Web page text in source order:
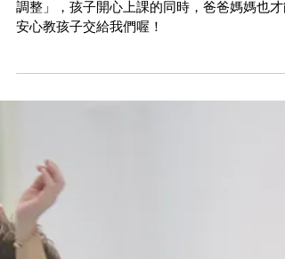
【家長必看】孩子後滾翻安全嗎？幼兒
體操教練這樣做，才是真正的用心
調整」，孩子開心上課的同時，爸爸媽媽也才